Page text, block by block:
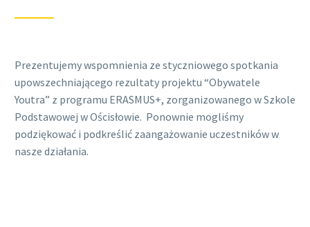
Prezentujemy wspomnienia ze styczniowego spotkania
upowszechniającego rezultaty projektu “Obywatele
Youtra” z programu ERASMUS+, zorganizowanego w Szkole
Podstawowej w Ościsłowie. Ponownie mogliśmy
podziękować i podkreślić zaangażowanie uczestników w
nasze działania.